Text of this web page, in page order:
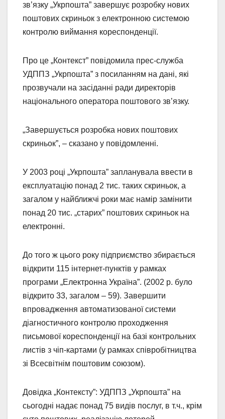
зв’язку „Укрпошта” завершує розробку нових
поштових скриньок з електронною системою
контролю виймання кореспонденції.
Про це „Контекст” повідомила прес-служба
УДППЗ „Укрпошта” з посиланням на дані, які
прозвучали на засіданні ради директорів
національного оператора поштового зв’язку.
„Завершується розробка нових поштових
скриньок”, – сказано у повідомленні.
У 2003 році „Укрпошта” запланувала ввести в
експлуатацію понад 2 тис. таких скриньок, а
загалом у найближчі роки має намір замінити
понад 20 тис. „старих” поштових скриньок на
електронні.
До того ж цього року підприємство збирається
відкрити 115 інтернет-пунктів у рамках
програми „Електронна Україна”. (2002 р. було
відкрито 33, загалом – 59). Завершити
впровадження автоматизованої системи
діагностичного контролю проходження
письмової кореспонденції на базі контрольних
листів з чіп-картами (у рамках співробітництва
зі Всесвітнім поштовим союзом).
Довідка „Контексту”: УДППЗ „Укрпошта” на
сьогодні надає понад 75 видів послуг, в т.ч., крім